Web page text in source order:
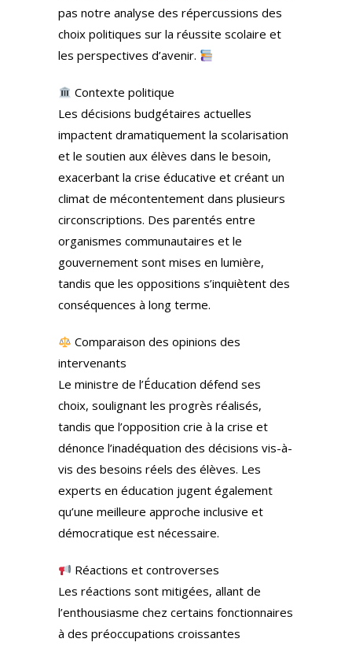
pas notre analyse des répercussions des
choix politiques sur la réussite scolaire et
les perspectives d’avenir.
Contexte politique
Les décisions budgétaires actuelles
impactent dramatiquement la scolarisation
et le soutien aux élèves dans le besoin,
exacerbant la crise éducative et créant un
climat de mécontentement dans plusieurs
circonscriptions. Des parentés entre
organismes communautaires et le
gouvernement sont mises en lumière,
tandis que les oppositions s’inquiètent des
conséquences à long terme.
Comparaison des opinions des
intervenants
Le ministre de l’Éducation défend ses
choix, soulignant les progrès réalisés,
tandis que l’opposition crie à la crise et
dénonce l’inadéquation des décisions vis-à-
vis des besoins réels des élèves. Les
experts en éducation jugent également
qu’une meilleure approche inclusive et
démocratique est nécessaire.
Réactions et controverses
Les réactions sont mitigées, allant de
l’enthousiasme chez certains fonctionnaires
à des préoccupations croissantes